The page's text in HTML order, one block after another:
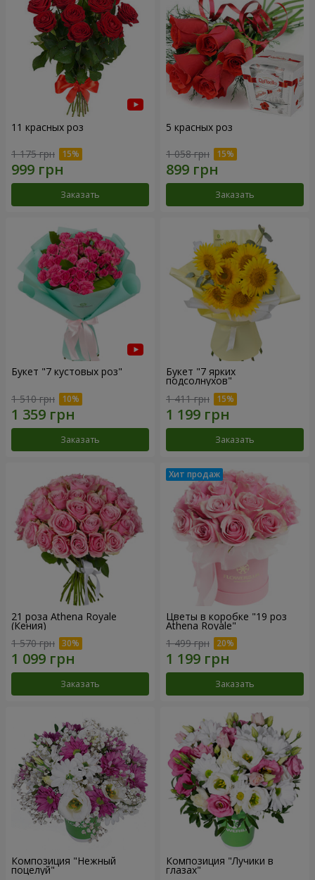
11 красных роз
1 175 грн
Заказать
5 красных роз
1 058 грн
Заказать
Букет "7 кустовых роз"
1 510 грн
Заказать
Букет "7 ярких
подсолнухов"
1 411 грн
Заказать
21 роза Athena Royale
(Кения)
1 570 грн
Заказать
Цветы в коробке "19 роз
Athena Royale"
1 499 грн
Заказать
Композиция "Нежный
поцелуй"
Композиция "Лучики в
глазах"